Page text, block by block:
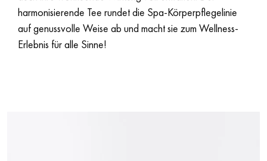
harmonisierende Tee rundet die Spa-Körperpflegelinie
auf genussvolle Weise ab und macht sie zum Wellness-
Erlebnis für alle Sinne!